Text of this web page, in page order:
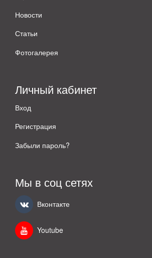
Новости
Статьи
Фотогалерея
Личный кабинет
Вход
Регистрация
Забыли пароль?
Мы в соц сетях
Вконтакте
Youtube